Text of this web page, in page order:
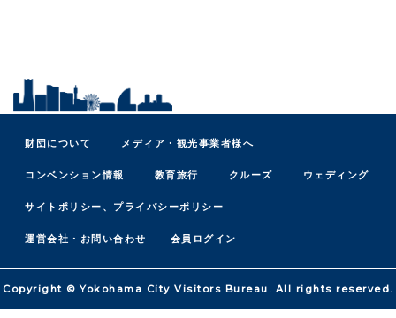
財団について メディア・観光事業者様へ
コンベンション情報 教育旅行 クルーズ ウェディング
サイトポリシー、プライバシーポリシー
運営会社・お問い合わせ 会員ログイン
Copyright © Yokohama City Visitors Bureau. All rights reserved.